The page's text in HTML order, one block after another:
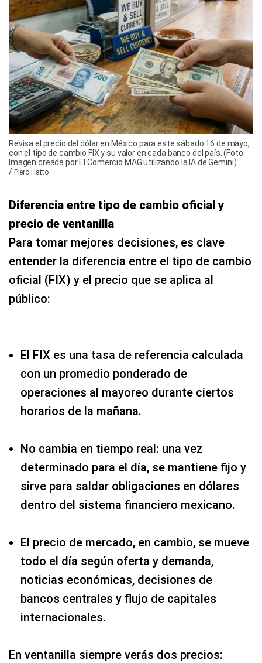
Revisa el precio del dólar en México para este sábado 16 de mayo,
con el tipo de cambio FIX y su valor en cada banco del país. (Foto:
Imagen creada por El Comercio MAG utilizando la IA de Gemini)
/ Piero Hatto
Diferencia entre tipo de cambio oficial y
precio de ventanilla
Para tomar mejores decisiones, es clave
entender la diferencia entre el tipo de cambio
oficial (FIX) y el precio que se aplica al
público:
El FIX es una tasa de referencia calculada
con un promedio ponderado de
operaciones al mayoreo durante ciertos
horarios de la mañana.
No cambia en tiempo real: una vez
determinado para el día, se mantiene fijo y
sirve para saldar obligaciones en dólares
dentro del sistema financiero mexicano.
El precio de mercado, en cambio, se mueve
todo el día según oferta y demanda,
noticias económicas, decisiones de
bancos centrales y flujo de capitales
internacionales.
En ventanilla siempre verás dos precios: